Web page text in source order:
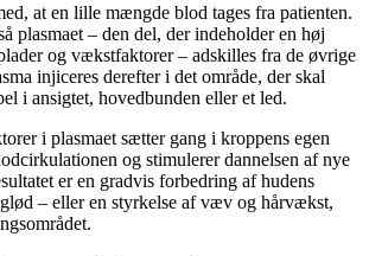
at en lille mængde blod tages fra patienten.
plasmaet – den del, der indeholder en høj
og vækstfaktorer – adskilles fra de øvrige
injiceres derefter i det område, der skal
i ansigtet, hovedbunden eller et led.
i plasmaet sætter gang i kroppens egen
og stimulerer dannelsen af nye
er en gradvis forbedring af hudens
– eller en styrkelse af væv og hårvækst,